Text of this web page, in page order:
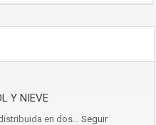
Y NIEVE
en dos… Seguir